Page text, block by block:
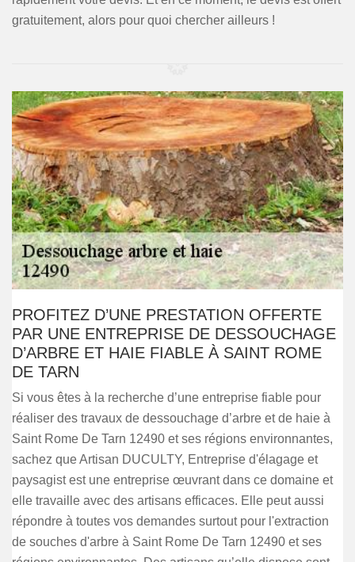
gratuitement, alors pour quoi chercher ailleurs !
PROFITEZ D’UNE PRESTATION OFFERTE
PAR UNE ENTREPRISE DE DESSOUCHAGE
D’ARBRE ET HAIE FIABLE À SAINT ROME
DE TARN
Si vous êtes à la recherche d’une entreprise fiable pour
réaliser des travaux de dessouchage d’arbre et de haie à
Saint Rome De Tarn 12490 et ses régions environnantes,
sachez que Artisan DUCULTY, Entreprise d'élagage et
paysagist est une entreprise œuvrant dans ce domaine et
elle travaille avec des artisans efficaces. Elle peut aussi
répondre à toutes vos demandes surtout pour l'extraction
de souches d'arbre à Saint Rome De Tarn 12490 et ses